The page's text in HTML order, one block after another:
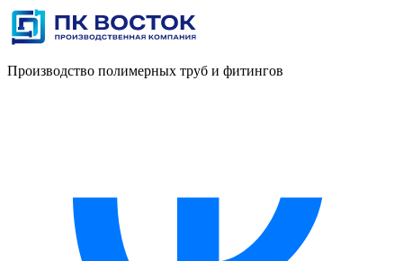
Производство полимерных труб и фитингов